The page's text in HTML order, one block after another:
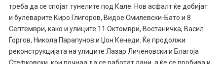
треба да се спојат тунелите под Кале. Нов асфалт ќе добијат
и булеварите Киро Глигоров, Видое Смилевски-Бато и 8
Септември, како и улиците 11 Октомври, Востаничка, Васил
Ѓоргов, Никола Парапунов и Џон Кенеди. Ќе продолжи
реконструкцијата на улиците Лазар Личеновски и Благоја
Стефковски, кои почнаа да се работат лани, а ќе се пробива и